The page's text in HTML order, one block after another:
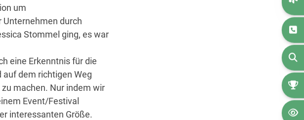
um
Unternehmen durch
Stommel ging, es war
eine Erkenntnis für die
dem richtigen Weg
machen. Nur indem wir
Event/Festival
interessanten Größe.